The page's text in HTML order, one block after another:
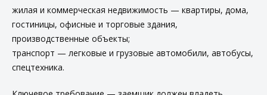
жилая и коммерческая недвижимость — квартиры, дома,
гостиницы, офисные и торговые здания,
производственные объекты;
транспорт — легковые и грузовые автомобили, автобусы,
спецтехника.